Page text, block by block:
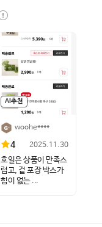
AI추천
woohe****
4 2025.11.30
호일은 상품이 만족스
럽고, 겉 포장 박스가
힘이 없는 ...